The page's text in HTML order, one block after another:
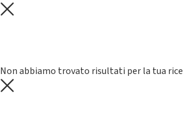
Non abbiamo trovato risultati per la tua